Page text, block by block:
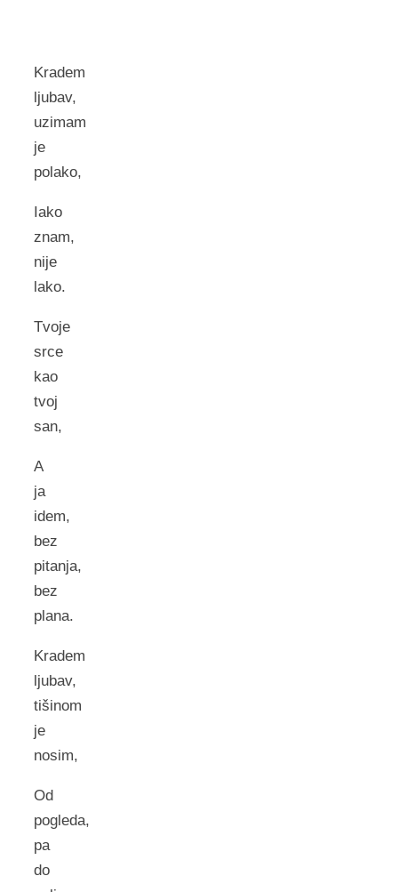
Kradem
ljubav,
uzimam
je
polako,
Iako
znam,
nije
lako.
Tvoje
srce
kao
tvoj
san,
A
ja
idem,
bez
pitanja,
bez
plana.
Kradem
ljubav,
tišinom
je
nosim,
Od
pogleda,
pa
do